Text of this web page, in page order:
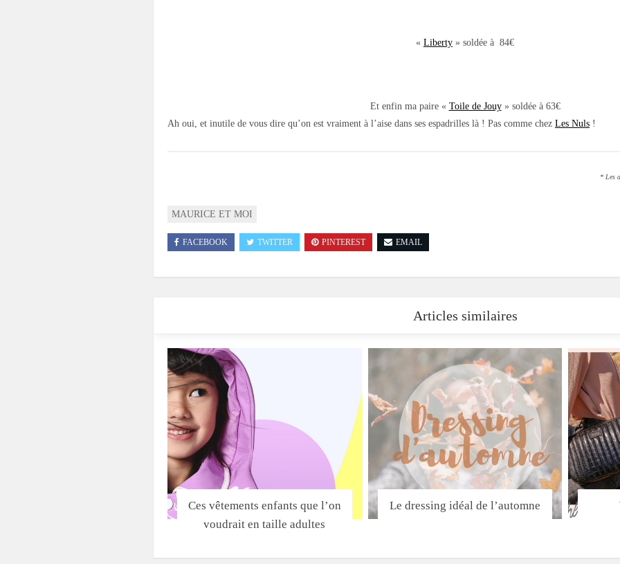
« Liberty » soldée à 84€
Et enfin ma paire « Toile de Jouy» soldée à 63€
Ah oui, et inutile de vous dire qu’on est vraiment à l’aise dans ses espadrilles là ! Pas comme chez Les Nuls !
* Les
MAURICE ET MOI
FACEBOOK TWITTER PINTEREST EMAIL
Articles similaires
Ces vêtements enfants que l’on
voudrait en taille adultes
Le dressing idéal de l’automne